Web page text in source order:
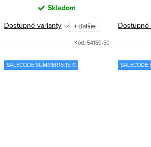
Skladom
Dostupné varianty
+ ďalšie
Kód: 54150-50
Dostupné
SALECODE:SUMMER15:15:%